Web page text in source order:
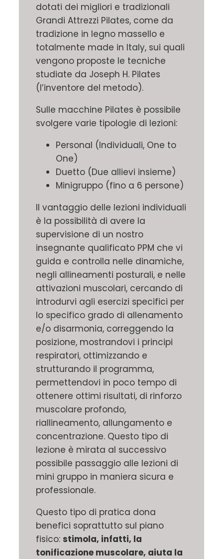
dotati dei migliori e tradizionali
Grandi Attrezzi Pilates, come da
tradizione in legno massello e
totalmente made in Italy, sui quali
vengono proposte le tecniche
studiate da Joseph H. Pilates
(l’inventore del metodo).
Sulle macchine Pilates è possibile
svolgere varie tipologie di lezioni:
Personal (Individuali, One to
One)
Duetto (Due allievi insieme)
Minigruppo (fino a 6 persone)
Il vantaggio delle lezioni individuali
è la possibilità di avere la
supervisione di un nostro
insegnante qualificato PPM che vi
guida e controlla nelle dinamiche,
negli allineamenti posturali, e nelle
attivazioni muscolari, cercando di
introdurvi agli esercizi specifici per
lo specifico grado di allenamento
e/o disarmonia, correggendo la
posizione, mostrandovi i principi
respiratori, ottimizzando e
strutturando il programma,
permettendovi in poco tempo di
ottenere ottimi risultati, di rinforzo
muscolare profondo,
riallineamento, allungamento e
concentrazione. Questo tipo di
lezione è mirata al successivo
possibile passaggio alle lezioni di
mini gruppo in maniera sicura e
professionale.
Questo tipo di pratica dona
benefici soprattutto sul piano
fisico: stimola, infatti, la
tonificazione muscolare, aiuta la